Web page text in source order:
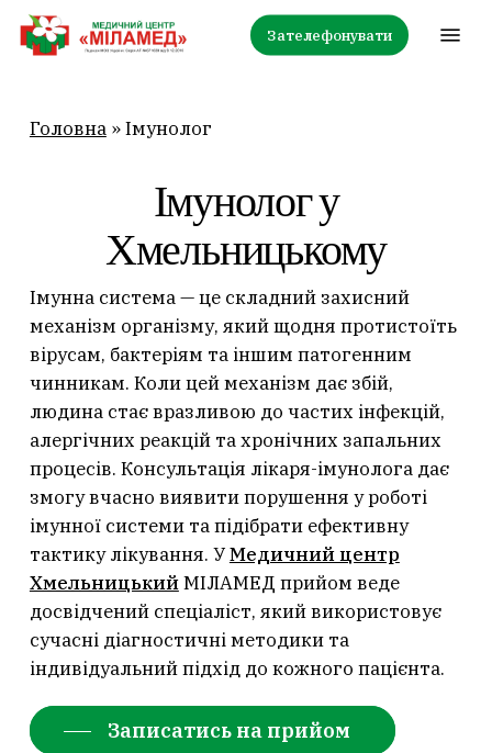
Skip
Зателефонувати
Головна»Імунолог
Імунолог у
Хмельницькому
Імунна система — це складний захисний
механізм організму, який щодня протистоїть
вірусам, бактеріям та іншим патогенним
чинникам. Коли цей механізм дає збій,
людина стає вразливою до частих інфекцій,
алергічних реакцій та хронічних запальних
процесів. Консультація лікаря-імунолога дає
змогу вчасно виявити порушення у роботі
імунної системи та підібрати ефективну
тактику лікування. УМедичний центр
ХмельницькийМІЛАМЕД прийом веде
досвідчений спеціаліст, який використовує
сучасні діагностичні методики та
індивідуальний підхід до кожного пацієнта.
Записатись на прийом